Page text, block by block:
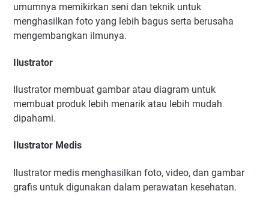
umumnya memikirkan seni dan teknik untuk
menghasilkan foto yang lebih bagus serta berusaha
mengembangkan ilmunya.
Ilustrator
Ilustrator membuat gambar atau diagram untuk
membuat produk lebih menarik atau lebih mudah
dipahami.
Ilustrator Medis
Ilustrator medis menghasilkan foto, video, dan gambar
grafis untuk digunakan dalam perawatan kesehatan.